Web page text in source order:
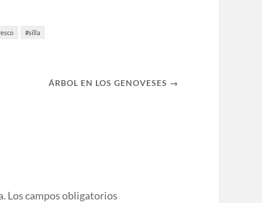
silla
ÁRBOL EN LOS GENOVESES →
Los campos obligatorios